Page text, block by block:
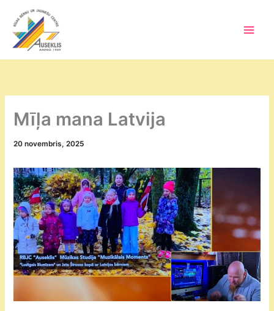
content
Mīļa mana Latvija
20 novembris, 2025